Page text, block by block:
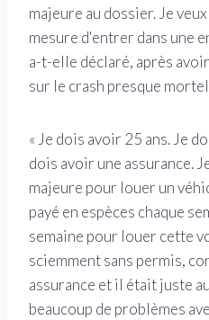
majeure au dossier. Je
mesure d'entrer dans une
a-t-elle déclaré, après
sur le crash presque
« Je dois avoir 25 ans. Je
dois avoir une assurance.
majeure pour louer un
payé en espèces chaque
semaine pour louer cette
sciemment sans permis,
assurance et il était juste
beaucoup de problèmes